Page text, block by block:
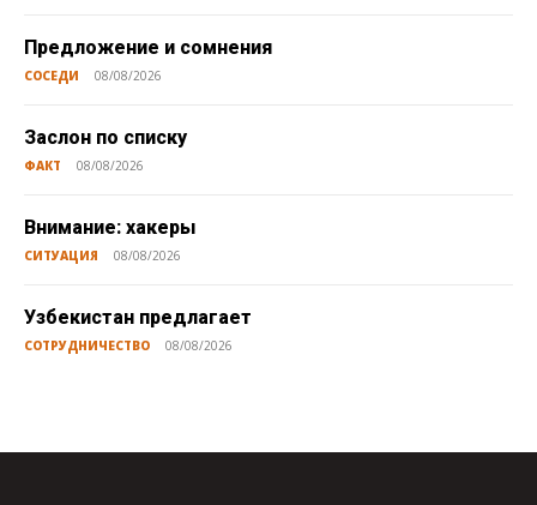
Предложение и сомнения
СОСЕДИ 08/08/2026
Заслон по списку
ФАКТ 08/08/2026
Внимание: хакеры
СИТУАЦИЯ 08/08/2026
Узбекистан предлагает
СОТРУДНИЧЕСТВО 08/08/2026